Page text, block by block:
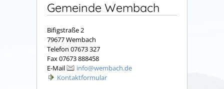
Gemeinde Wembach
Bifigstraße 2
79677 Wembach
Telefon 07673 327
Fax 07673 888458
E-Mail
info@wembach.de
Kontaktformular